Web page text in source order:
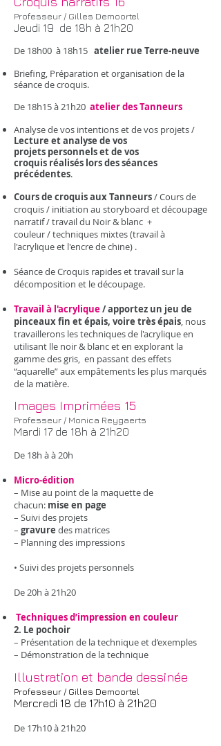
Images Imprimées ​15
Professeur / Monica Reygaerts
Mardi 17 de 18h à 21h20
​De 18h à à 20h
Micro-édition
– Mise au point de la maquette de
chacun: mise en page
– Suivi des projets
– gravure des matrices
– Planning des impressions
• Suivi des projets personnels
De 20h à 21h20
Techniques d’impression en couleur
2. Le pochoir
– Présentation de la technique et d’exemples
– Démonstration de la technique
Illustration et bande dessinée
Professeur / Gilles Demoortel
Mercredi 18 de 17h10 à 21h20
De 17h10 à 21h20
Professeur / Gilles Demoortel
Jeudi 19 de 18h à 21h20
De 18h00 à 18h15 atelier rue Terre-neuve
Briefing, Préparation et organisation de la
séance de croquis.
De 18h15 à 21h20 atelier des Tanneurs
Analyse de vos intentions et de vos projets /
Lecture et analyse de vos
projets personnels et de vos
croquis réalisés lors des séances
précédentes.
Cours de croquis aux Tanneurs/ Cours de
croquis / initiation au storyboard et découpage
narratif / travail du Noir & blanc +
couleur / techniques mixtes (travail à
l'acrylique et l'encre de chine) .
Séance de Croquis rapides et travail sur la
décomposition et le découpage.
Travail à l'acrylique/ apportez un jeu de
pinceaux fin et épais, voire très épais, nous
travaillerons les techniques de l'acrylique en
utilisant lle noir & blanc et en explorant la
gamme des gris, en passant des effets
“aquarelle” aux empâtements les plus marqués
de la matière.